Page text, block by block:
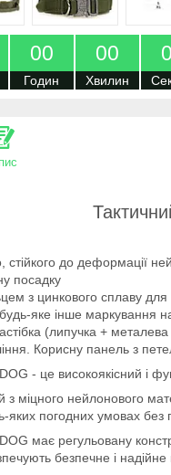
00
Годин
00
Хвилин
0
стійкого до деформації
посадку
з цинкового сплаву
яке інше маркування
(липучка +
Корисну панель з
- це високоякісний і
міцного нейлонового
яких погодних умовах без
має регульовану
безпечне і